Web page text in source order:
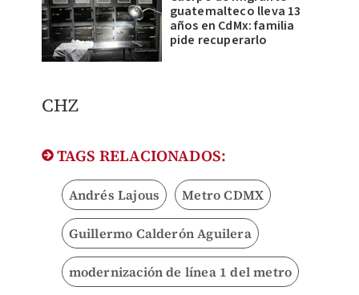
guatemalteco lleva 13
años en CdMx: familia
pide recuperarlo
​CHZ
TAGS RELACIONADOS:
Andrés Lajous Metro CDMX
Guillermo Calderón Aguilera
modernización de línea 1 del metro